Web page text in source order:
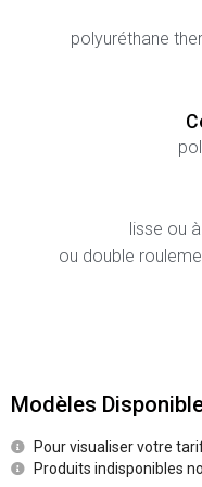
polyuréthane
lisse ou
ou double
Modèles
Pour visualiser votre
Produits indisponibles